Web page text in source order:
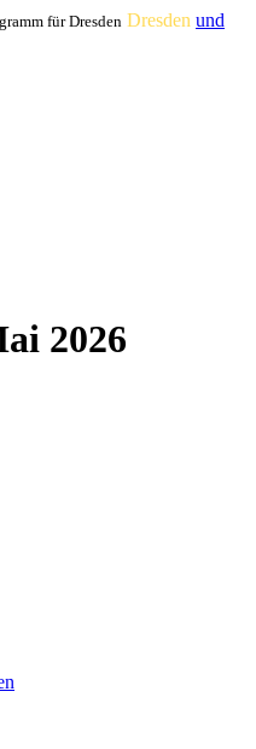
für Dresden Dresden und
2026